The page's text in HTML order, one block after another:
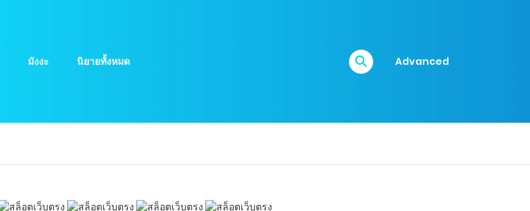
มังงะ นิยายทั้งหมด Advanced